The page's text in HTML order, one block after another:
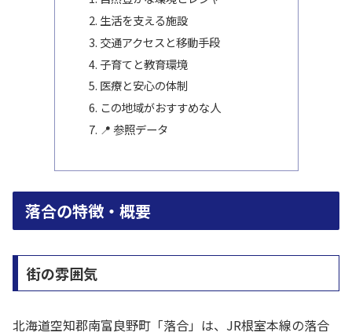
生活を支える施設
交通アクセスと移動手段
子育てと教育環境
医療と安心の体制
この地域がおすすめな人
📍 参照データ
落合の特徴・概要
街の雰囲気
北海道空知郡南富良野町「落合」は、JR根室本線の落合